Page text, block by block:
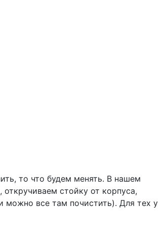
то что будем менять. В нашем
стойку от корпуса,
можно все там почистить). Для тех у